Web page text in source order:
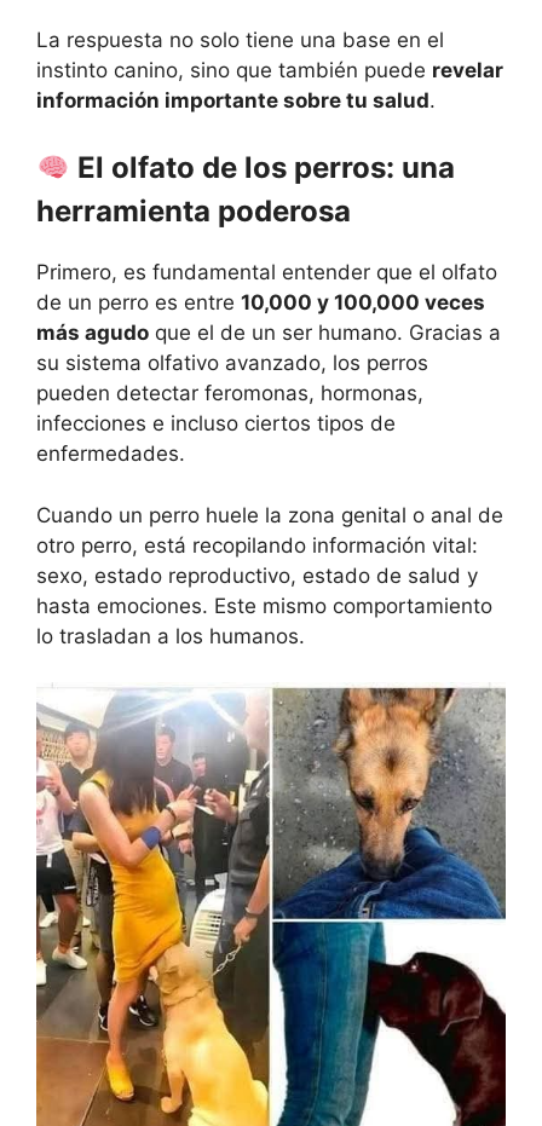
La respuesta no solo tiene una base en el
instinto canino, sino que también puede revelar
información importante sobre tu salud.
El olfato de los perros: una
herramienta poderosa
Primero, es fundamental entender que el olfato
de un perro es entre 10,000 y 100,000 veces
más agudo que el de un ser humano. Gracias a
su sistema olfativo avanzado, los perros
pueden detectar feromonas, hormonas,
infecciones e incluso ciertos tipos de
enfermedades.
Cuando un perro huele la zona genital o anal de
otro perro, está recopilando información vital:
sexo, estado reproductivo, estado de salud y
hasta emociones. Este mismo comportamiento
lo trasladan a los humanos.